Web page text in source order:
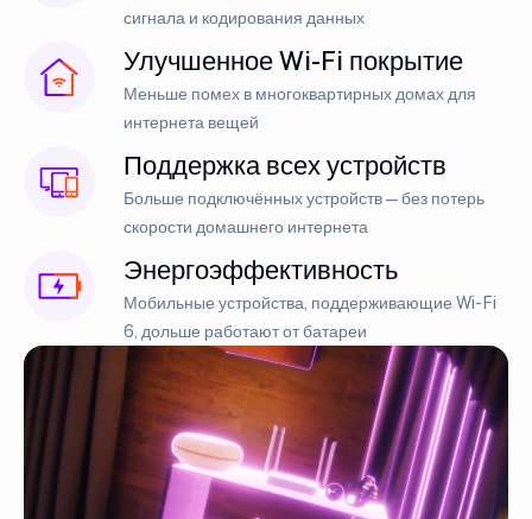
сигнала и кодирования данных
Улучшенное Wi-Fi покрытие
Меньше помех в многоквартирных домах для
интернета вещей
Поддержка всех устройств
Больше подключённых устройств — без потерь
скорости домашнего интернета
Энергоэффективность
Мобильные устройства, поддерживающие Wi-Fi
6, дольше работают от батареи